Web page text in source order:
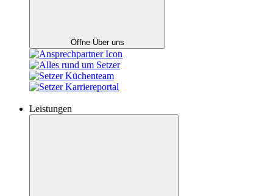
Öffne Über uns
Leistungen